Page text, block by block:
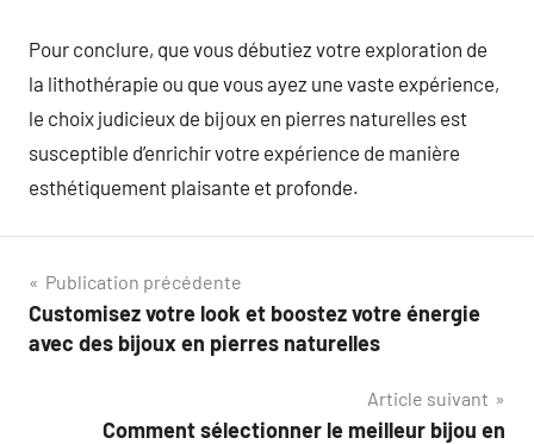
Pour conclure, que vous débutiez votre exploration de
la lithothérapie ou que vous ayez une vaste expérience,
le choix judicieux de bijoux en pierres naturelles est
susceptible d’enrichir votre expérience de manière
esthétiquement plaisante et profonde.
Navigation
de
Publication précédente
Customisez votre look et boostez votre énergie
avec des bijoux en pierres naturelles
Article suivant
Comment sélectionner le meilleur bijou en